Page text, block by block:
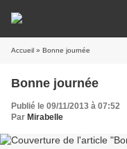
Accueil » Bonne journée
Bonne journée
Publié le 09/11/2013 à 07:52
Par Mirabelle